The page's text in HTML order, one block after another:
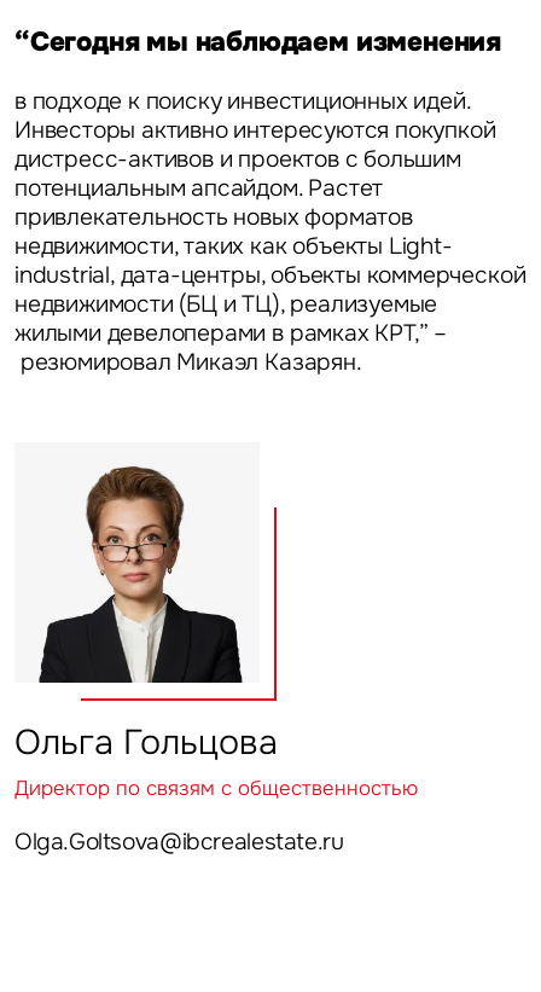
“Сегодня мы наблюдаем изменения
в подходе к поиску инвестиционных идей.
Инвесторы активно интересуются покупкой
дистресс-активов и проектов с большим
потенциальным апсайдом. Растет
привлекательность новых форматов
недвижимости, таких как объекты Light-
industrial, дата-центры, объекты коммерческой
недвижимости (БЦ и ТЦ), реализуемые
жилыми девелоперами в рамках КРТ,” –
резюмировал Микаэл Казарян.
Ольга Гольцова
Директор по связям с общественностью
Olga.Goltsova@ibcrealestate.ru